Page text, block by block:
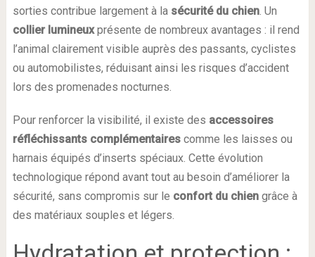
sorties contribue largement à la sécurité du chien. Un
collier lumineuxprésente de nombreux avantages : il rend
l’animal clairement visible auprès des passants, cyclistes
ou automobilistes, réduisant ainsi les risques d’accident
lors des promenades nocturnes.
Pour renforcer la visibilité, il existe des accessoires
réfléchissants complémentairescomme les laisses ou
harnais équipés d’inserts spéciaux. Cette évolution
technologique répond avant tout au besoin d’améliorer la
sécurité, sans compromis sur le confort du chiengrâce à
des matériaux souples et légers.